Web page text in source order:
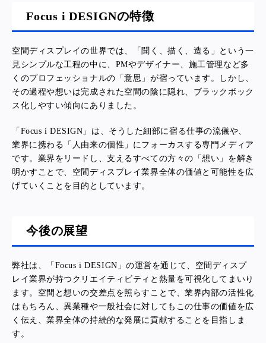
Focus i DESIGNの特徴
空間ディスプレイの世界では、「聞く、描く、造る」という一
見シンプルな工程の中に、PMやデザイナー、施工管理など多
くのプロフェッショナルの「意思」が宿っています。しかし、
その過程や想いは完成された空間の陰に隠れ、ブラックボック
ス化しやすい傾向にありました。
「Focus i DESIGN」は、そうした細部に宿る仕事の流儀や、
業界に携わる「人由来の個性」にフォーカスする専門メディア
です。業界をリードし、支えるすべての方々の「想い」を解き
明かすことで、空間ディスプレイ業界全体の価値と可能性を広
げていくことを目的としています。
今後の展望
弊社は、「Focus i DESIGN」の運営を通じて、空間ディスプ
レイ業界が持つクリエイティビティと熱量を可視化してまいり
ます。空間と想いの交差点を照らすことで、業界内部の活性化
はもちろん、異業種や一般社会に対してもこの仕事の価値を広
く伝え、業界全体の持続的な発展に貢献することを目指しま
す。